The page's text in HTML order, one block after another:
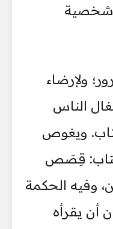
شخصية
ولإرضاء
الناس
ويغوص
قِصَص
وفيه الحكمة
أن يقرأه